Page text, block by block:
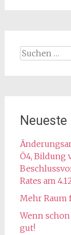
Suchen
nach:
Neueste
Ö4, Bildung
Rates am
Mehr Raum
Wenn
gut!